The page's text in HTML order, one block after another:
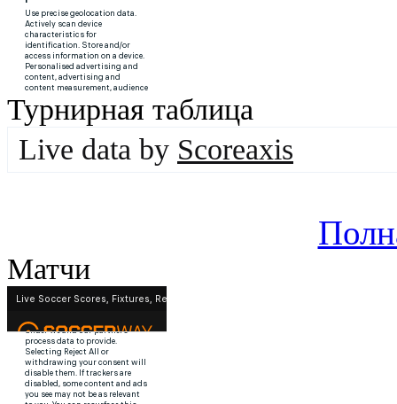
Турнирная таблица
Live data by Scoreaxis
Матчи